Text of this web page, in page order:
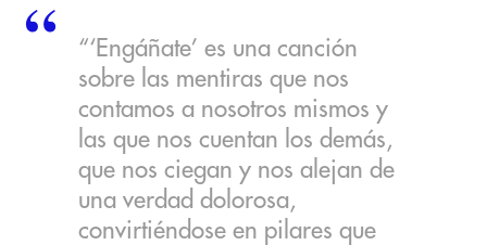
“‘Engáñate’ es una canción
sobre las mentiras que nos
contamos a nosotros mismos y
las que nos cuentan los demás,
que nos ciegan y nos alejan de
una verdad dolorosa,
convirtiéndose en pilares que